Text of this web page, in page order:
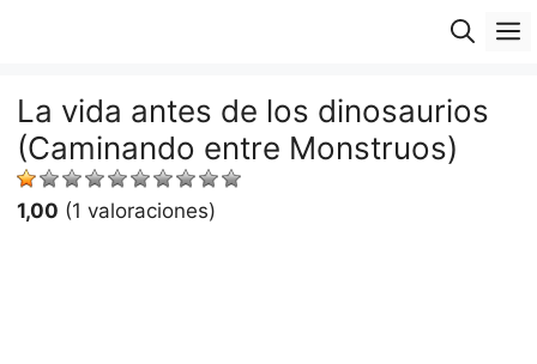
La vida antes de los dinosaurios
(Caminando entre Monstruos)
1,00 (1 valoraciones)